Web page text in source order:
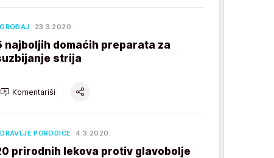
23.3.2020.
najboljih domaćih preparata za
strija
Komentariši
PORODICE 4.3.2020.
prirodnih lekova protiv glavobolje